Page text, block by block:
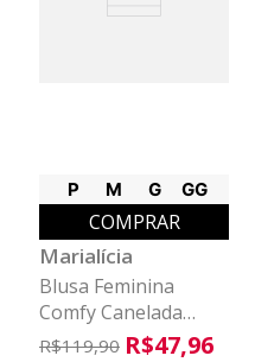
P M G GG
COMPRAR
Marialícia
Blusa Feminina
Comfy Canelada
Decote V Marialícia
R$119,90 R$47,96